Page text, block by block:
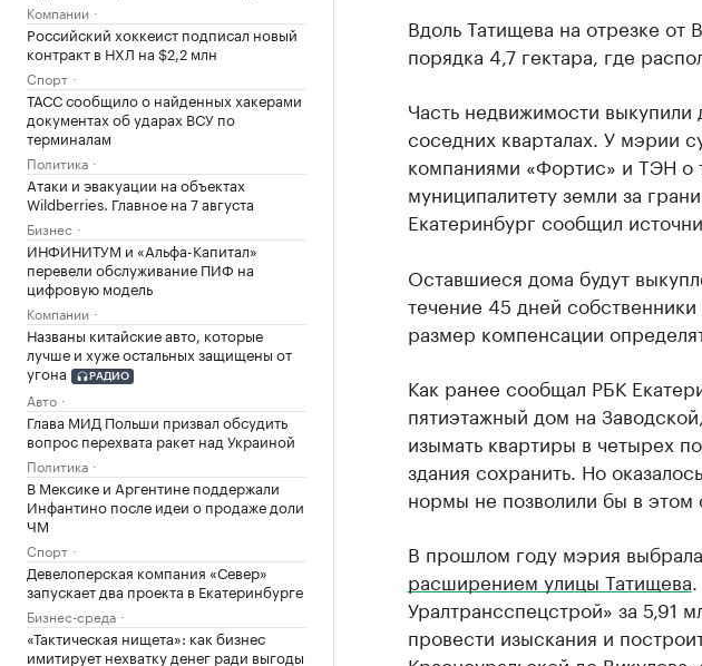
Компании
Российский хоккеист подписал новый
контракт в НХЛ на $2,2 млн
Спорт
ТАСС сообщило о найденных хакерами
документах об ударах ВСУ по
терминалам
Политика
Атаки и эвакуации на объектах
Wildberries. Главное на 7 августа
Бизнес
ИНФИНИТУМ и «Альфа-Капитал»
перевели обслуживание ПИФ на
цифровую модель
Компании
Названы китайские авто, которые
лучше и хуже остальных защищены от
угона
РАДИО
Авто
Глава МИД Польши призвал обсудить
вопрос перехвата ракет над Украиной
Политика
В Мексике и Аргентине поддержали
Инфантино после идеи о продаже доли
ЧМ
Спорт
Девелоперская компания «Север»
запускает два проекта в Екатеринбурге
Бизнес-среда
«Тактическая нищета»: как бизнес
имитирует нехватку денег ради выгоды
Вдоль Татищева на отрезке
порядка 4,7 гектара, где
Часть недвижимости
соседних кварталах. У мэрии
компаниями «Фортис» и ТЭН о
муниципалитету земли за
Екатеринбург сообщил
Оставшиеся дома будут
течение 45 дней
размер компенсации
Как ранее сообщал РБК
пятиэтажный дом на
изымать квартиры в четырех
здания сохранить. Но
нормы не позволили бы в этом
В прошлом году мэрия
расширением улицы Татищева
Уралтрансспецстрой» за 5,91
провести изыскания и